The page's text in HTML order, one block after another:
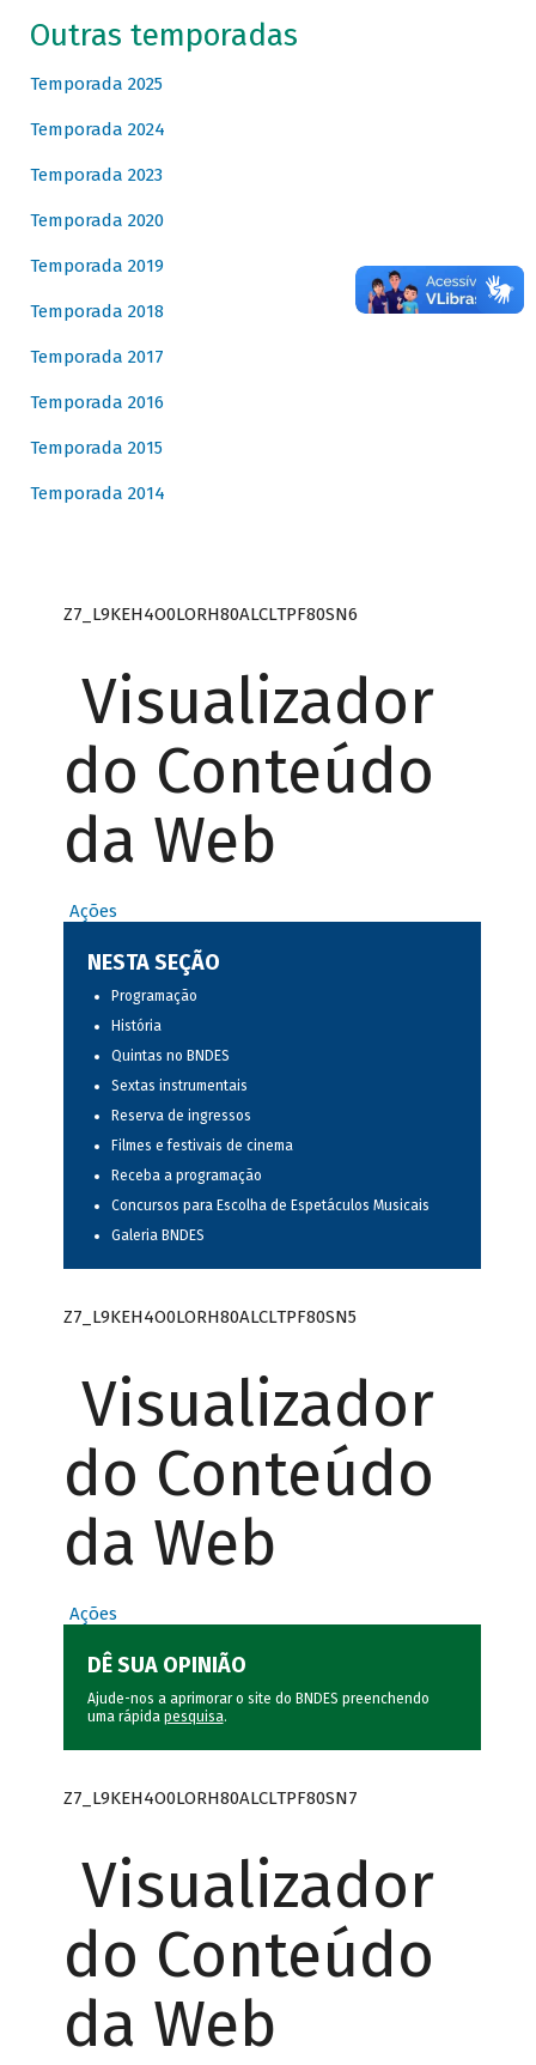
Outras temporadas
Temporada 2025
Temporada 2024
Temporada 2023
Temporada 2020
Temporada 2019
Temporada 2018
Temporada 2017
Temporada 2016
Temporada 2015
Temporada 2014
Z7_L9KEH4O0LORH80ALCLTPF80SN6
Visualizador
do Conteúdo
da Web
Ações
NESTA SEÇÃO
Programação
História
Quintas no BNDES
Sextas instrumentais
Reserva de ingressos
Filmes e festivais de cinema
Receba a programação
Concursos para Escolha de Espetáculos Musicais
Galeria BNDES
Z7_L9KEH4O0LORH80ALCLTPF80SN5
Visualizador
do Conteúdo
da Web
Ações
DÊ SUA OPINIÃO
Ajude-nos a aprimorar o site do BNDES preenchendo
uma rápida pesquisa.
Z7_L9KEH4O0LORH80ALCLTPF80SN7
Visualizador
do Conteúdo
da Web